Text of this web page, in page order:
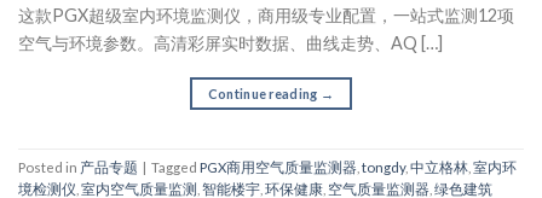
这款PGX超级室内环境监测仪，商用级专业配置，一站式监测12项
空气与环境参数。高清彩屏实时数据、曲线走势、AQ […]
Continue reading →
Posted in 产品专题 | Tagged PGX商用空气质量监测器 tongdy, 中立格林 室内环
境检测仪 室内空气质量监测 智能楼宇 环保健康 空气质量监测器 绿色建筑